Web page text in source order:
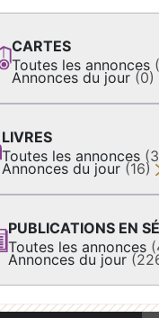
CARTES
Toutes les annonces
Annonces du jour (0)
LIVRES
Toutes les annonces
Annonces du jour (16)
PUBLICATIONS EN
Toutes les annonces
Annonces du jour